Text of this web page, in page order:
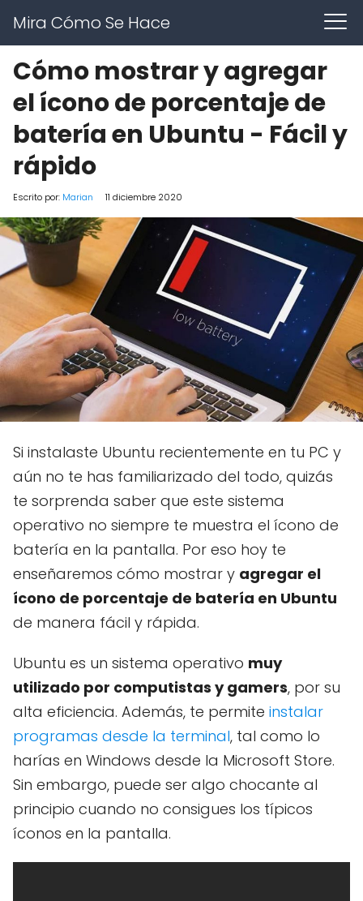
Mira Cómo Se Hace
Cómo mostrar y agregar
el ícono de porcentaje de
batería en Ubuntu - Fácil y
rápido
Escrito por: Marian 11 diciembre 2020
Si instalaste Ubuntu recientemente en tu PC y
aún no te has familiarizado del todo, quizás
te sorprenda saber que este sistema
operativo no siempre te muestra el ícono de
batería en la pantalla. Por eso hoy te
enseñaremos cómo mostrar y agregar el
ícono de porcentaje de batería en Ubuntu
de manera fácil y rápida.
Ubuntu es un sistema operativo muy
utilizado por computistas y gamers, por su
alta eficiencia. Además, te permite instalar
programas desde la terminal, tal como lo
harías en Windows desde la Microsoft Store.
Sin embargo, puede ser algo chocante al
principio cuando no consigues los típicos
íconos en la pantalla.